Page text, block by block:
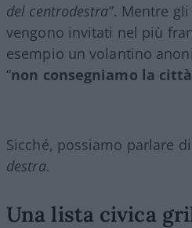
del centrodestra”. Mentre
vengono invitati nel più
esempio un volantino
“non consegniamo la
Sicché, possiamo parlare
destra.
Una lista civica